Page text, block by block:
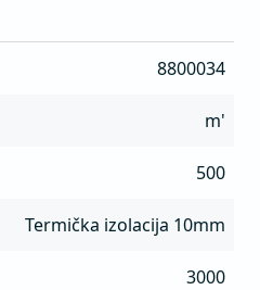
8800034
m'
500
Termička izolacija 10mm
3000